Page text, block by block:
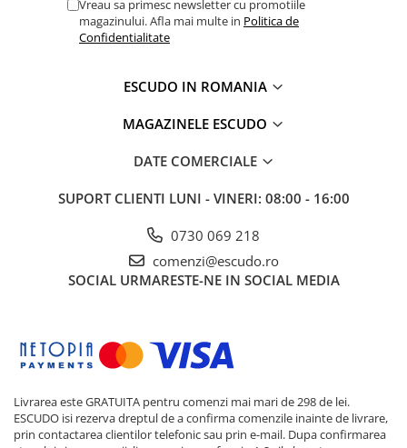
Vreau sa primesc newsletter cu promotiile
magazinului. Afla mai multe in Politica de
Confidentialitate
ESCUDO IN ROMANIA
MAGAZINELE ESCUDO
DATE COMERCIALE
SUPORT CLIENTI LUNI - VINERI: 08:00 - 16:00
0730 069 218
comenzi@escudo.ro
SOCIAL URMARESTE-NE IN SOCIAL MEDIA
Livrarea este GRATUITA pentru comenzi mai mari de 298 de lei.
ESCUDO isi rezerva dreptul de a confirma comenzile inainte de livrare,
prin contactarea clientilor telefonic sau prin e-mail. Dupa confirmarea